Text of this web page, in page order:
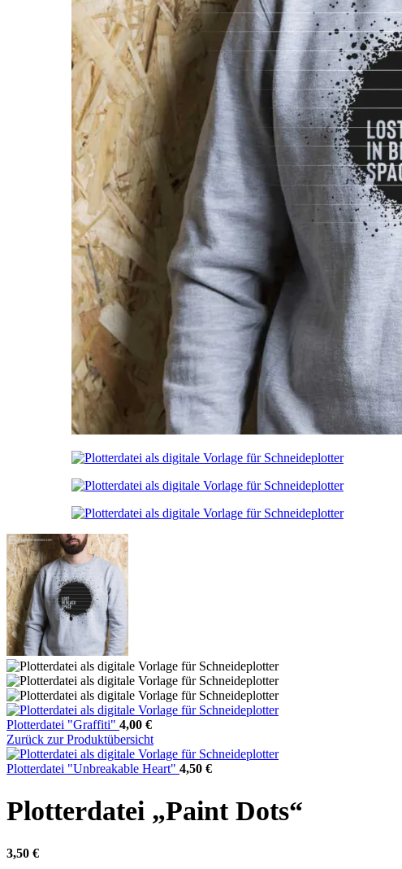
Plotterdatei "Graffiti" 4,00 €
Zurück zur Produktübersicht
Plotterdatei "Unbreakable Heart" 4,50 €
Plotterdatei „Paint Dots“
3,50 €